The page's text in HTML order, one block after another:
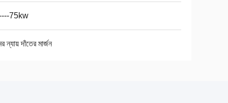
75kw
ন্যায় দাঁতের মার্জন